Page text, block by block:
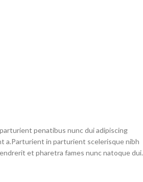
penatibus nunc dui adipiscing
a.Parturient in parturient scelerisque nibh
et pharetra fames nunc natoque dui.